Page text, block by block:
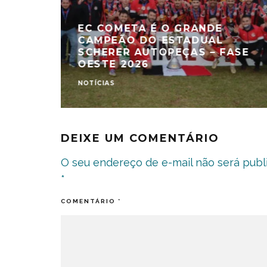
EC COMETA É O GRANDE
CAMPEÃO DO ESTADUAL
SCHERER AUTOPEÇAS – FASE
OESTE 2026
NOTÍCIAS
DEIXE UM COMENTÁRIO
O seu endereço de e-mail não será
*
COMENTÁRIO *